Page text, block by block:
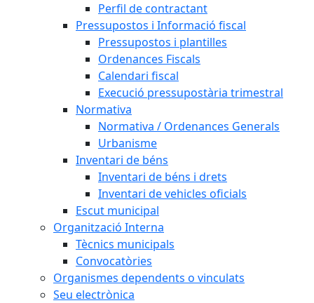
Perfil de contractant
Pressupostos i Informació fiscal
Pressupostos i plantilles
Ordenances Fiscals
Calendari fiscal
Execució pressupostària trimestral
Normativa
Normativa / Ordenances Generals
Urbanisme
Inventari de béns
Inventari de béns i drets
Inventari de vehicles oficials
Escut municipal
Organització Interna
Tècnics municipals
Convocatòries
Organismes dependents o vinculats
Seu electrònica